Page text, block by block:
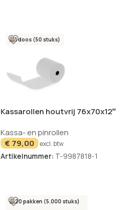
1 doos (50 stuks)
Kassarollen houtvrij 76x70x12″
Kassa- en pinrollen
€ 79,00 excl. btw
Artikelnummer: T-9987818-1
20 pakken (5.000 stuks)